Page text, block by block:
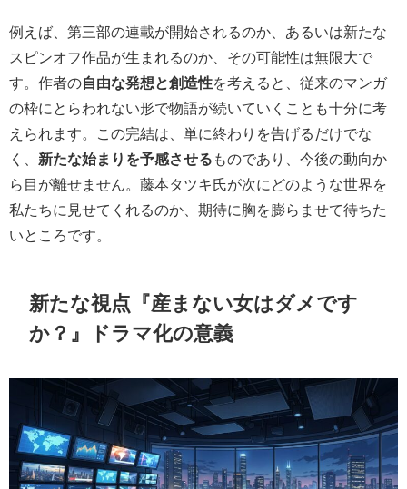
例えば、第三部の連載が開始されるのか、あるいは新たな
スピンオフ作品が生まれるのか、その可能性は無限大で
す。作者の自由な発想と創造性を考えると、従来のマンガ
の枠にとらわれない形で物語が続いていくことも十分に考
えられます。この完結は、単に終わりを告げるだけでな
く、 新たな始まりを予感させる ものであり、今後の動向か
ら目が離せません。藤本タツキ氏が次にどのような世界を
私たちに見せてくれるのか、期待に胸を膨らませて待ちた
いところです。
新たな視点『産まない女はダメです
か？』ドラマ化の意義